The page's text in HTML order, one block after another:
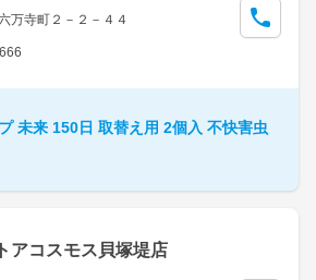
万寺町２－２－４４
未来 150日 取替え用 2個入 不快害虫
アコスモス貝塚堤店